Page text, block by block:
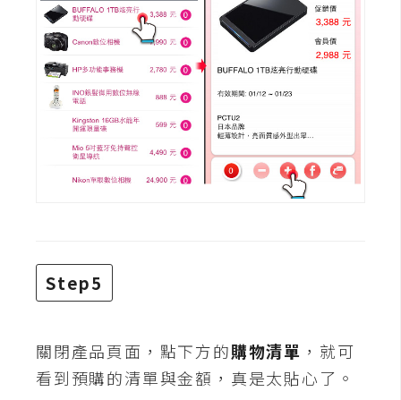
o
c
k
e
資
源
免
圖
Step5
關閉產品頁面，點下方的購物清單 ，就可
看到預購的清單與金額，真是太貼心了。